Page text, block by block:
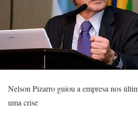
Nelson Pizarro guiou a empresa nos
uma crise